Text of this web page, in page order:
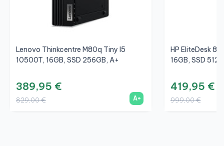
Lenovo Thinkcentre M80q Tiny I5
10500T, 16GB, SSD 256GB, A+
389,95 €
829,00 € A+
HP EliteDesk
16GB, SSD
419,95 €
999,00 €